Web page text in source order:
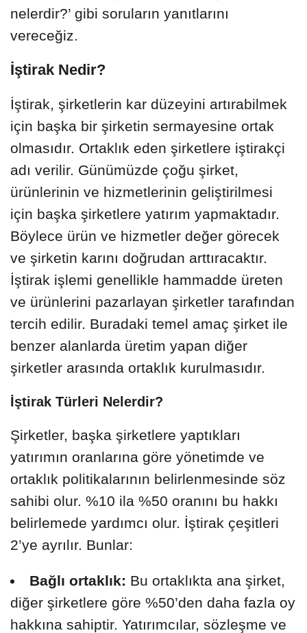
nelerdir?’ gibi soruların yanıtlarını
vereceğiz.
İştirak Nedir?
İştirak, şirketlerin kar düzeyini artırabilmek
için başka bir şirketin sermayesine ortak
olmasıdır. Ortaklık eden şirketlere iştirakçi
adı verilir. Günümüzde çoğu şirket,
ürünlerinin ve hizmetlerinin geliştirilmesi
için başka şirketlere yatırım yapmaktadır.
Böylece ürün ve hizmetler değer görecek
ve şirketin karını doğrudan arttıracaktır.
İştirak işlemi genellikle hammadde üreten
ve ürünlerini pazarlayan şirketler tarafından
tercih edilir. Buradaki temel amaç şirket ile
benzer alanlarda üretim yapan diğer
şirketler arasında ortaklık kurulmasıdır.
İştirak Türleri Nelerdir?
Şirketler, başka şirketlere yaptıkları
yatırımın oranlarına göre yönetimde ve
ortaklık politikalarının belirlenmesinde söz
sahibi olur. %10 ila %50 oranını bu hakkı
belirlemede yardımcı olur. İştirak çeşitleri
2’ye ayrılır. Bunlar:
Bağlı ortaklık: Bu ortaklıkta ana şirket,
diğer şirketlere göre %50’den daha fazla oy
hakkına sahiptir. Yatırımcılar, sözleşme ve